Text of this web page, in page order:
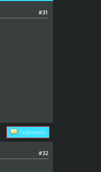
#31
Odpowiedz
#32